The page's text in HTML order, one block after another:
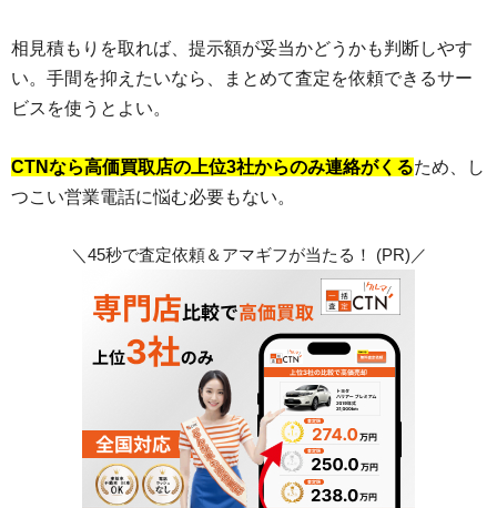
相見積もりを取れば、提示額が妥当かどうかも判断しやす
い。手間を抑えたいなら、まとめて査定を依頼できるサー
ビスを使うとよい。
CTNなら高価買取店の上位3社からのみ連絡がくるため、し
つこい営業電話に悩む必要もない。
＼45秒で査定依頼＆アマギフが当たる！ (PR)／